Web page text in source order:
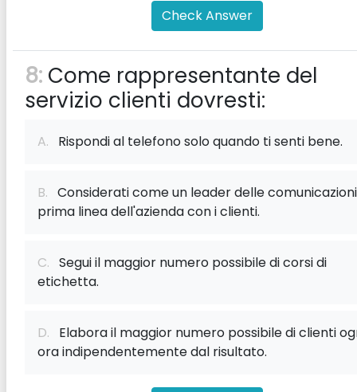
Check Answer
8: Come rappresentante del
servizio clienti dovresti:
A. Rispondi al telefono solo quando ti senti bene.
B. Considerati come un leader delle
prima linea dell'azienda con i clienti.
C. Segui il maggior numero possibile di corsi di
etichetta.
D. Elabora il maggior numero possibile di clienti
ora indipendentemente dal risultato.